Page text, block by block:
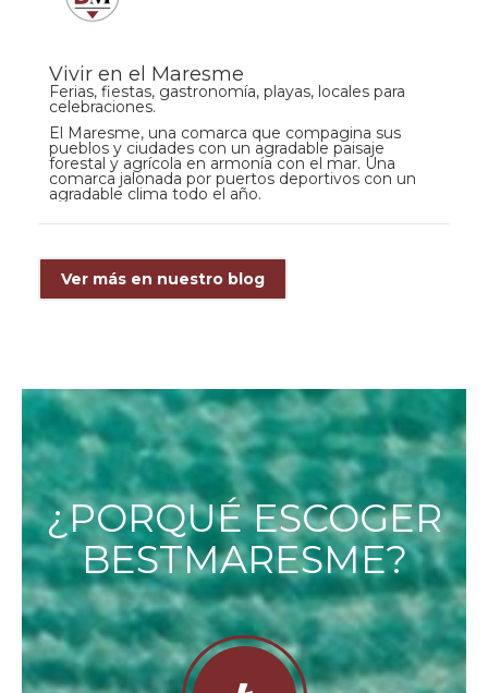
Vivir en el Maresme
Ferias, fiestas, gastronomía, playas, locales para
celebraciones.
El Maresme, una comarca que compagina sus
pueblos y ciudades con un agradable paisaje
forestal y agrícola en armonía con el mar. Una
comarca jalonada por puertos deportivos con un
agradable clima todo el año.
Ver más en nuestro blog
¿PORQUÉ ESCOGER
BESTMARESME?